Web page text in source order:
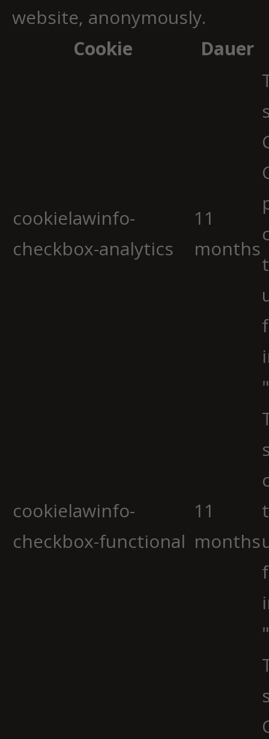
website, anonymously.
Cookie
Dauer
cookielawinfo-
checkbox-analytics
11
months
cookielawinfo-
checkbox-functional
11
months